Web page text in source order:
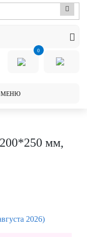
0
МЕНЮ
мм,
2026)